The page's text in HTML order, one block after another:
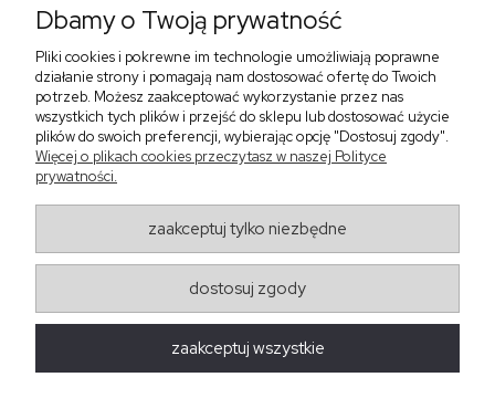
Sukienka z falbaną i
bufiastym rękawem w
405,30 zł
Sukienka z dekoltem w
299,00 zł
‹
Regulaminy
Obsługa zamówień
Dbamy o Twoją prywatność
Pliki cookies i pokrewne im technologie umożliwiają poprawne
działanie strony i pomagają nam dostosować ofertę do Twoich
potrzeb. Możesz zaakceptować wykorzystanie przez nas
wszystkich tych plików i przejść do sklepu lub dostosować użycie
plików do swoich preferencji, wybierając opcję "Dostosuj zgody".
Więcej o plikach cookies przeczytasz w naszej Polityce
prywatności.
zaakceptuj tylko niezbędne
dostosuj zgody
zaakceptuj wszystkie